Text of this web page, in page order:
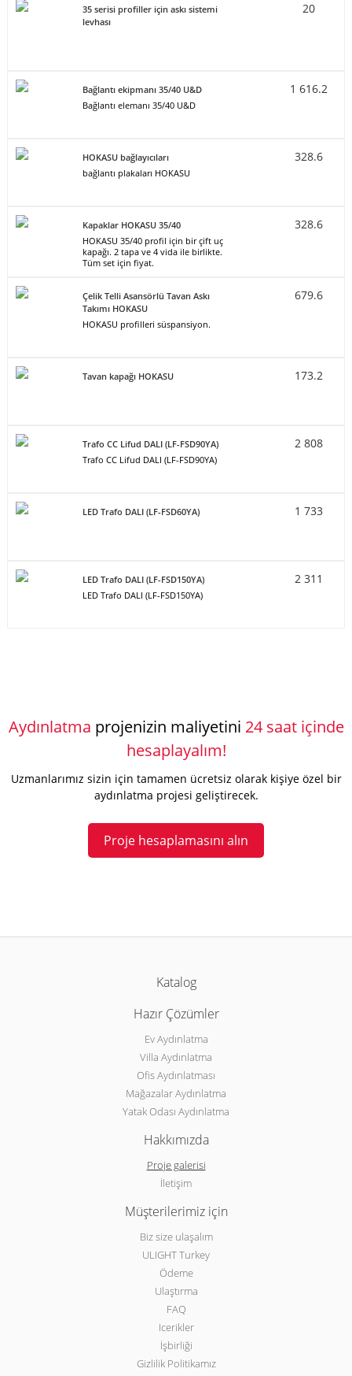
35 serisi profiller için askı sistemi
levhası
20
Bağlantı ekipmanı 35/40 U&D
Bağlantı elemanı 35/40 U&D
1 616.2
HOKASU bağlayıcıları
bağlantı plakaları HOKASU
328.6
Kapaklar HOKASU 35/40
HOKASU 35/40 profil için bir çift uç
kapağı. 2 tapa ve 4 vida ile birlikte.
Tüm set için fiyat.
328.6
Çelik Telli Asansörlü Tavan Askı
Takımı HOKASU
HOKASU profilleri süspansiyon.
679.6
Tavan kapağı HOKASU 173.2
Trafo CC Lifud DALI (LF-FSD90YA)
Trafo CC Lifud DALI (LF-FSD90YA)
2 808
LED Trafo DALI (LF-FSD60YA) 1 733
LED Trafo DALI (LF-FSD150YA)
LED Trafo DALI (LF-FSD150YA)
2 311
Aydınlatma projenizin maliyetini 24 saat içinde
hesaplayalım!
Uzmanlarımız sizin için tamamen ücretsiz olarak kişiye özel bir
aydınlatma projesi geliştirecek.
Proje hesaplamasını alın
Katalog
Hazır Çözümler
Ev Aydınlatma
Villa Aydınlatma
Ofis Aydınlatması
Mağazalar Aydınlatma
Yatak Odası Aydınlatma
Hakkımızda
Proje galerisi
İletişim
Müşterilerimiz için
Biz size ulaşalım
ULIGHT Turkey
Ödeme
Ulaştırma
FAQ
Icerikler
İşbirliği
Gizlilik Politikamız